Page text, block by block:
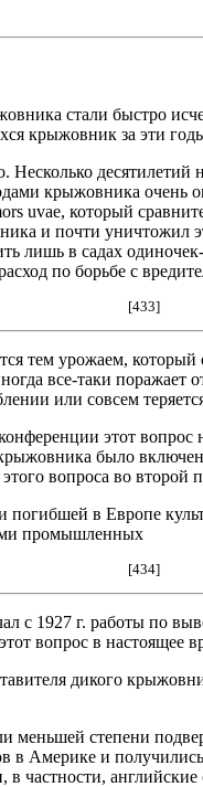
стали быстро
крыжовник за эти
Несколько
крыжовника очень
uvae, который
и почти уничтожил
лишь в садах
по борьбе с
[433]
тем урожаем,
все-таки поражает
или совсем
этот
было
вопроса во второй
погибшей в Европе
промышленных
[434]
с 1927 г. работы по
вопрос в настоящее
дикого
степени
в Америке и
частности, английские